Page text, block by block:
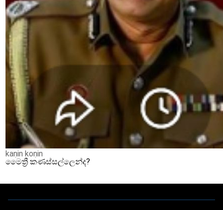
kaṇin koṇin
මෛත්‍රී කණස්සල්ලෙන්ද?